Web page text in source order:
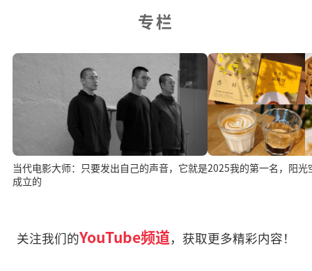
专栏
当代电影大师：只要发出自己的声音，它就是
成立的
2025我的第一名，阳光
关注我们的YouTube频道，获取更多精彩内容！